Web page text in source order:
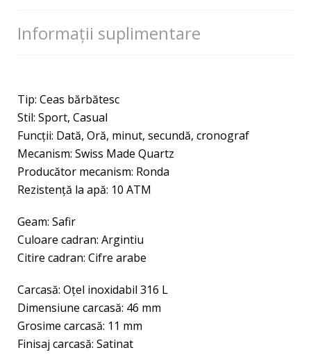
Informații suplimentare
Tip: Ceas bărbătesc
Stil: Sport, Casual
Funcţii: Dată, Oră, minut, secundă, cronograf
Mecanism: Swiss Made Quartz
Producător mecanism: Ronda
Rezistenţă la apă: 10 ATM
Geam: Safir
Culoare cadran: Argintiu
Citire cadran: Cifre arabe
Carcasă: Oţel inoxidabil 316 L
Dimensiune carcasă: 46 mm
Grosime carcasă: 11 mm
Finisaj carcasă: Satinat